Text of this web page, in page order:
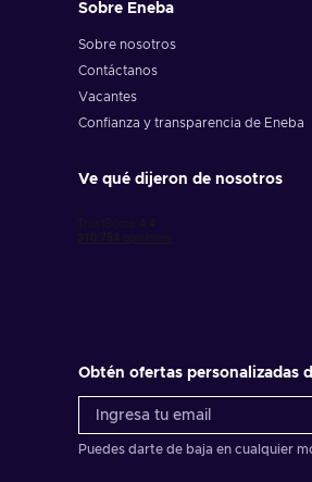
Sobre Eneba
Sobre nosotros
Contáctanos
Vacantes
Confianza y transparencia de Eneba
Ve qué dijeron de nosotros
Obtén ofertas personalizadas
Puedes darte de baja en cualquier